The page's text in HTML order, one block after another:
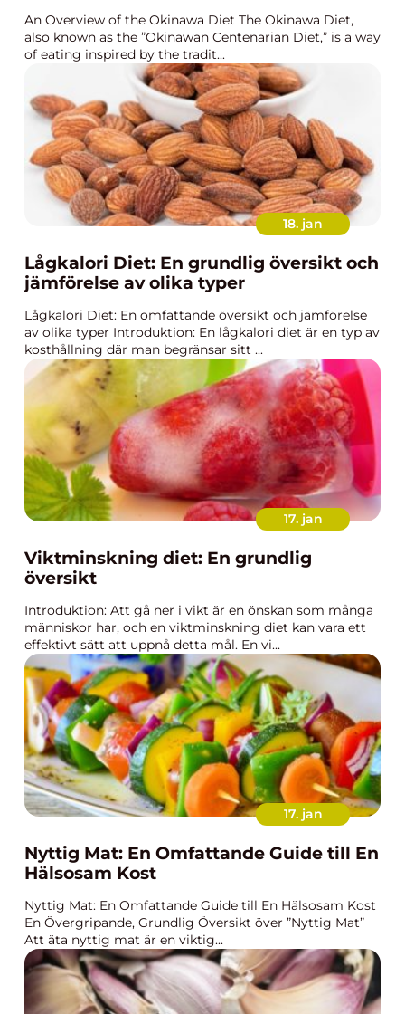
An Overview of the Okinawa Diet The Okinawa Diet,
also known as the ”Okinawan Centenarian Diet,” is a way
of eating inspired by the tradit...
18. jan
Lågkalori Diet: En grundlig översikt och
jämförelse av olika typer
Lågkalori Diet: En omfattande översikt och jämförelse
av olika typer Introduktion: En lågkalori diet är en typ av
kosthållning där man begränsar sitt ...
17. jan
Viktminskning diet: En grundlig
översikt
Introduktion: Att gå ner i vikt är en önskan som många
människor har, och en viktminskning diet kan vara ett
effektivt sätt att uppnå detta mål. En vi...
17. jan
Nyttig Mat: En Omfattande Guide till En
Hälsosam Kost
Nyttig Mat: En Omfattande Guide till En Hälsosam Kost
En Övergripande, Grundlig Översikt över ”Nyttig Mat”
Att äta nyttig mat är en viktig...